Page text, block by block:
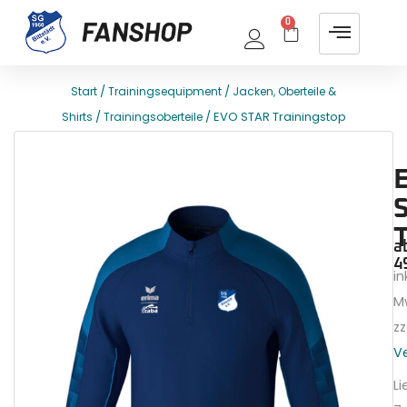
0
Start /Trainingsequipment / Jacken, Oberteile &
Shirts /Trainingsoberteile/ EVO STAR Trainingstop